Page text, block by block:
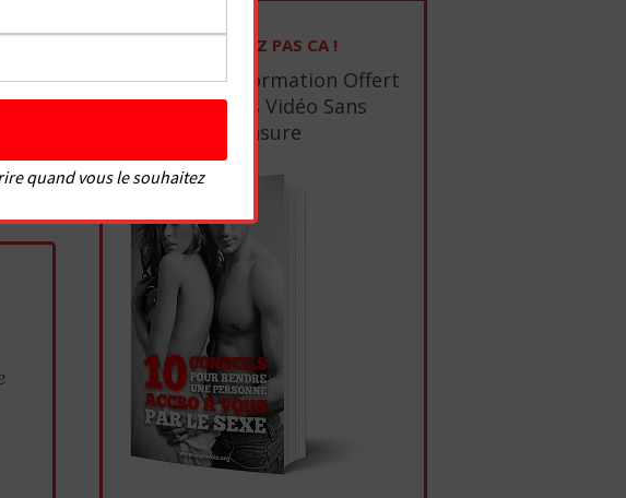
NE RATEZ PAS CA !
1 Ebook De Formation Offert
+ 10 Tutos Vidéo Sans
Censure
quand vous le souhaitez